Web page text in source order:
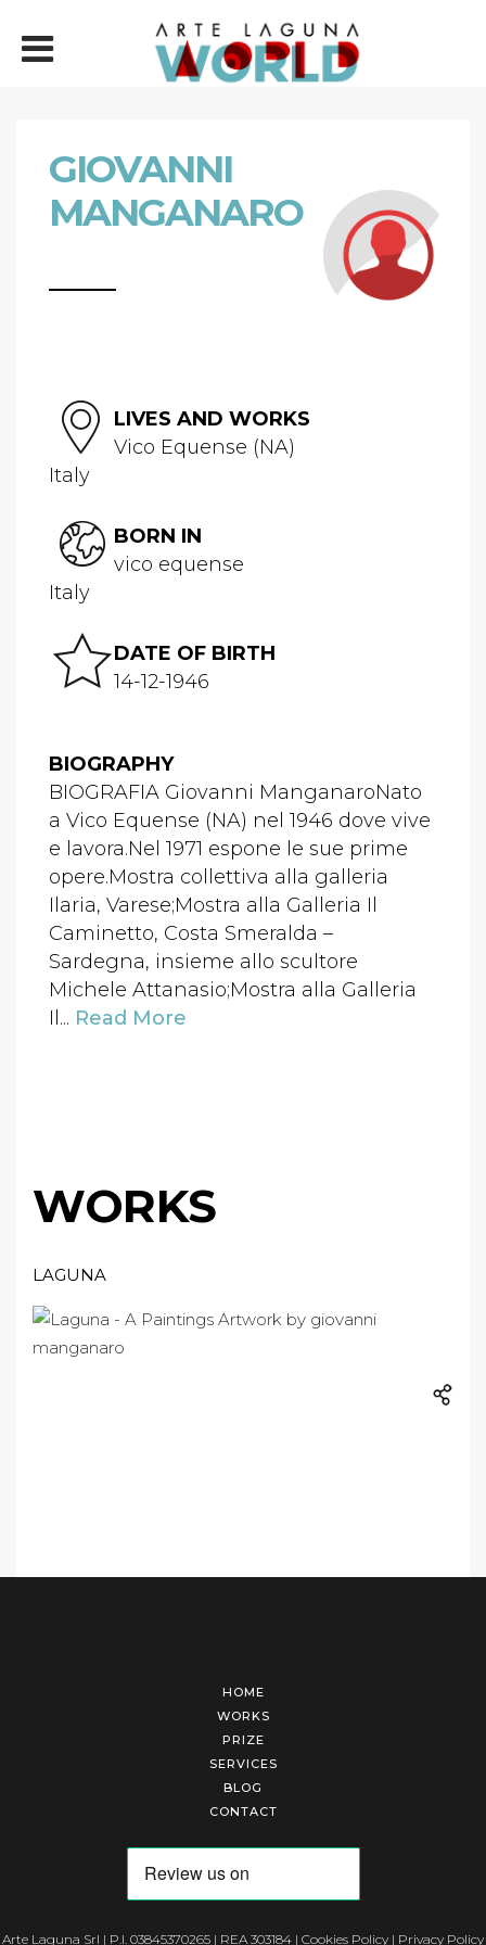
GIOVANNI
MANGANARO
LIVES AND WORKS
Vico Equense (NA)
Italy
BORN IN
vico equense
Italy
DATE OF BIRTH
14-12-1946
BIOGRAPHY
BIOGRAFIA Giovanni ManganaroNato
a Vico Equense (NA) nel 1946 dove vive
e lavora.Nel 1971 espone le sue prime
opere.Mostra collettiva alla galleria
Ilaria, Varese;Mostra alla Galleria Il
Caminetto, Costa Smeralda –
Sardegna, insieme allo scultore
Michele Attanasio;Mostra alla Galleria
Il... Read More
WORKS
LAGUNA
HOME
WORKS
PRIZE
SERVICES
BLOG
CONTACT
Arte Laguna Srl | P.I. 03845370265 | REA 303184 | Cookies Policy | Privacy Policy